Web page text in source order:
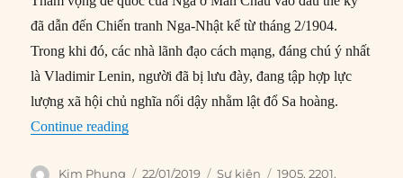
đã dẫn đến Chiến tranh Nga-Nhật kể từ tháng 2/1904.
Trong khi đó, các nhà lãnh đạo cách mạng, đáng chú ý nhất
là Vladimir Lenin, người đã bị lưu đày, đang tập hợp lực
lượng xã hội chủ nghĩa nổi dậy nhằm lật đổ Sa hoàng.
Continue reading“22/01/1905: Thảm sát ngày Chủ nhật đẫm
Author
Kim Phụng
Posted
22/01/2019 Categories
Sự kiện Tags
1905,2201,